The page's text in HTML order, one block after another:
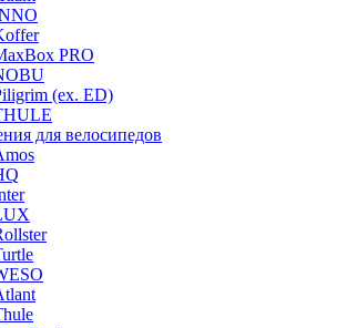
PRO
(ex. ED)
для велосипедов